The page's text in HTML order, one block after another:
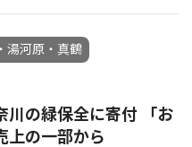
湯河原・真鶴
川の緑保全に寄付 「お
上の一部から